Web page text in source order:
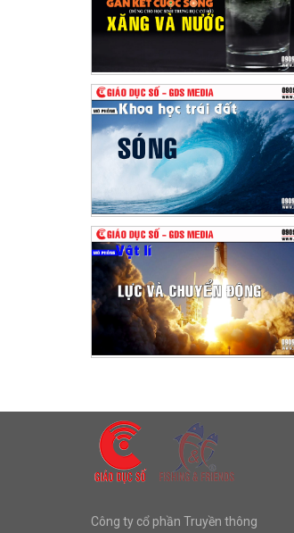
Công ty cổ phần Truyền thông